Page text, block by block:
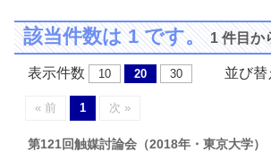
該当件数は 1 です。1 件目か
表示件数 10 20 30 並び替
« 前 1 次 »
第121回触媒討論会（2018年・東京大学）